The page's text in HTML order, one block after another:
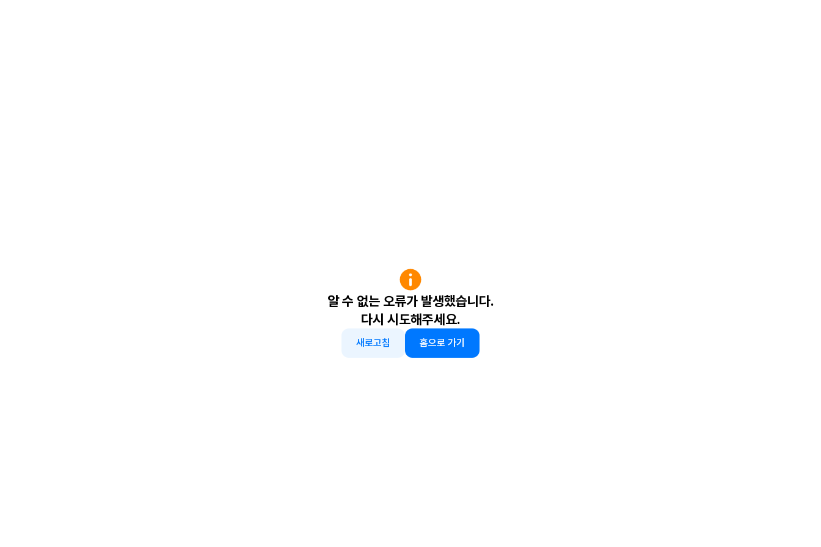
알 수 없는 오류가 발생했습니다.
다시 시도해주세요.
새로고침 홈으로 가기